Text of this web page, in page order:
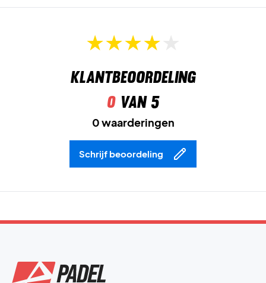
Klantbeoordeling
0van 5
0 waarderingen
Schrijf beoordeling